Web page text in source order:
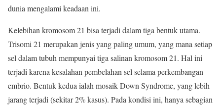
dunia mengalami keadaan ini.
Kelebihan kromosom 21 bisa terjadi dalam tiga bentuk utama.
Trisomi 21 merupakan jenis yang paling umum, yang mana setiap
sel dalam tubuh mempunyai tiga salinan kromosom 21. Hal ini
terjadi karena kesalahan pembelahan sel selama perkembangan
embrio. Bentuk kedua ialah mosaik Down Syndrome, yang lebih
jarang terjadi (sekitar 2% kasus). Pada kondisi ini, hanya sebagian